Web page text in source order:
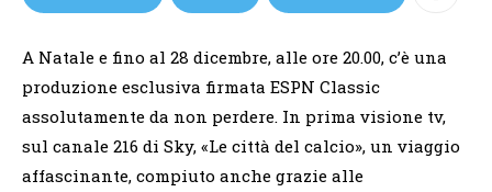
A Natale e fino al 28 dicembre, alle ore 20.00, c’è una
produzione esclusiva firmata ESPN Classic
assolutamente da non perdere. In prima visione tv,
sul canale 216 di Sky, «Le città del calcio», un viaggio
affascinante, compiuto anche grazie alle